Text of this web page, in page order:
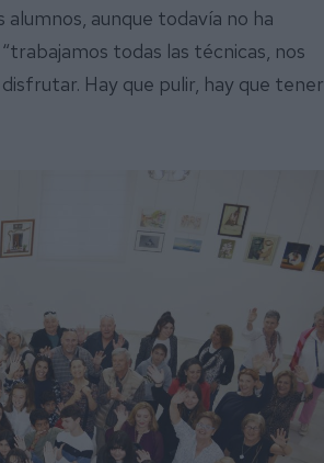
aunque todavía no ha
todas las técnicas, nos
Hay que pulir, hay que tener